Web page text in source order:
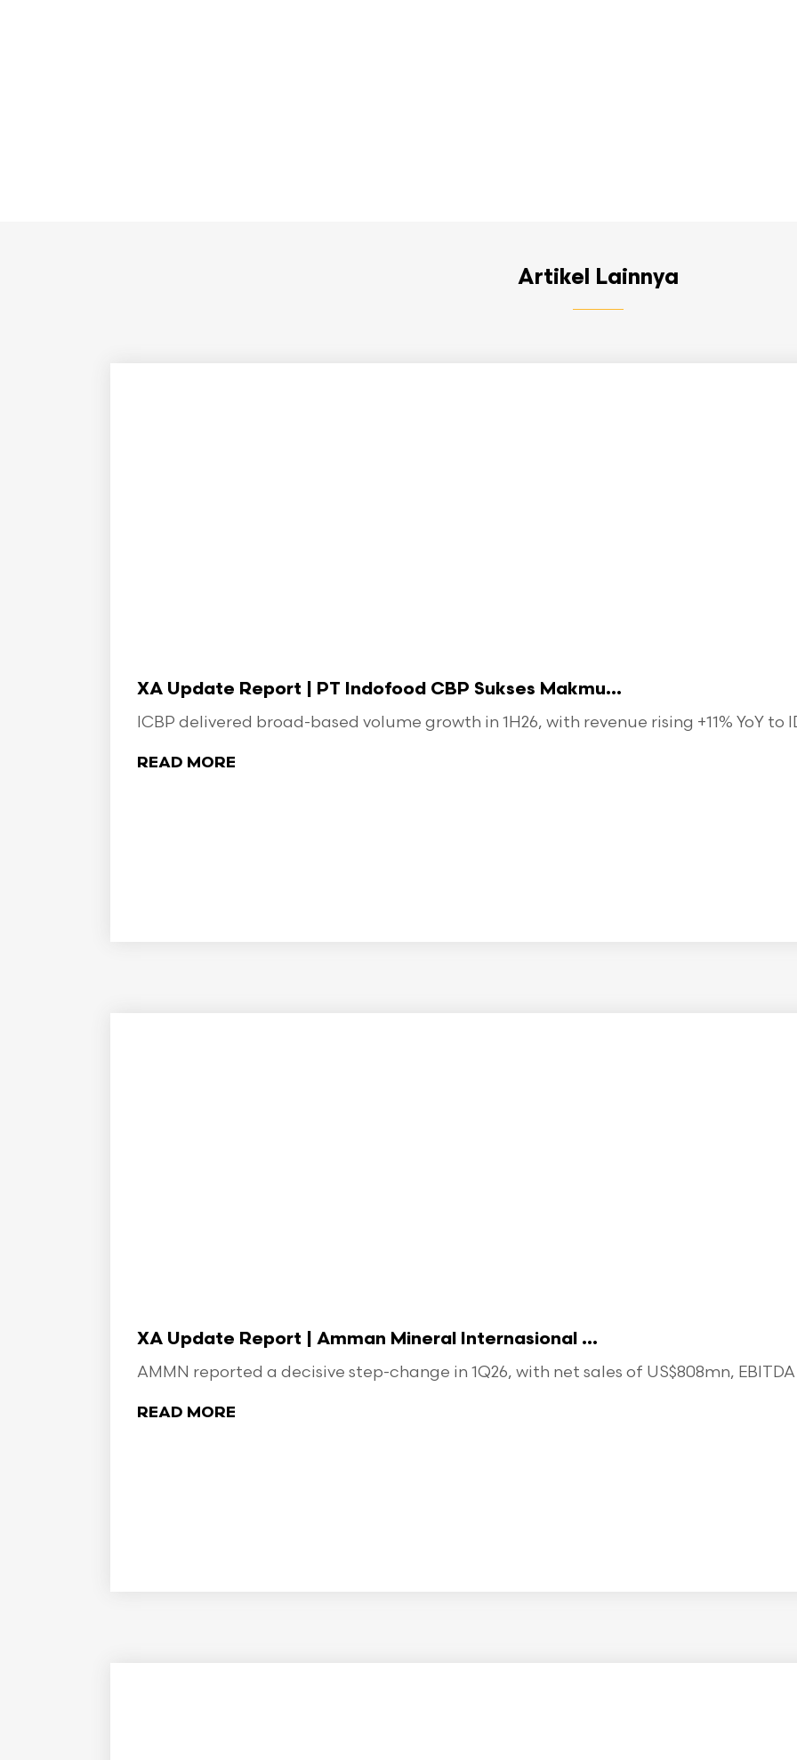
Artikel Lainnya
XA Update Report | PT Indofood CBP Sukses Makmu...
ICBP delivered broad-based volume growth in 1H26, with revenue rising +11% YoY to
READ MORE
XA Update Report | Amman Mineral Internasional ...
AMMN reported a decisive step-change in 1Q26, with net sales of US$808mn, EBITDA
READ MORE